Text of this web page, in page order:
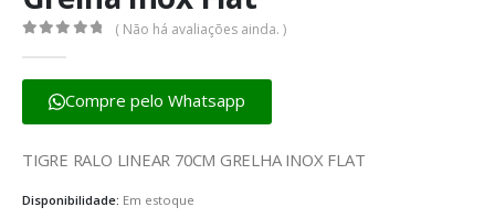
( Não há avaliações ainda. )
Compre pelo Whatsapp
TIGRE RALO LINEAR 70CM GRELHA INOX FLAT
Disponibilidade: Em estoque